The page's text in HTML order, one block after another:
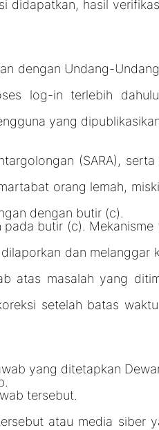
didapatkan, hasil
dengan Undang-
log-in terlebih
yang
(SARA), serta
orang lemah,
dengan butir (c).
butir (c). Mekanisme
dan melanggar
atas masalah yang
setelah batas
yang ditetapkan
tersebut.
atau media siber